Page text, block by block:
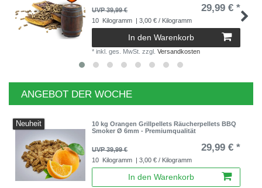
UVP 39,99 €
29,99 € *
10 Kilogramm | 3,00 € / Kilogramm
In den Warenkorb
*inkl. ges. MwSt. zzgl.Versandkosten
ANGEBOT DER WOCHE
Neuheit
10 kg Orangen Grillpellets Räucherpellets BBQ
Smoker Ø 6mm - Premiumqualität
UVP 39,99 € 29,99 € *
10 Kilogramm | 3,00 € / Kilogramm
In den Warenkorb